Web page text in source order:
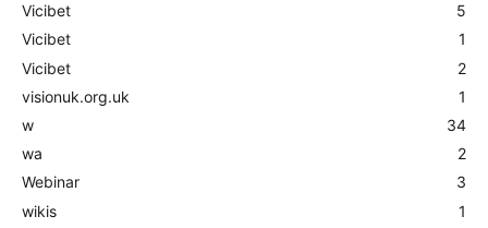
Vicibet
5
Vicibet
1
Vicibet
2
visionuk.org.uk
1
w
34
wa
2
Webinar
3
wikis
1